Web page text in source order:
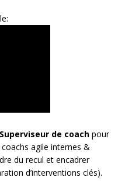
Superviseur de coach pour
agile internes &
du recul et encadrer
d’interventions clés).